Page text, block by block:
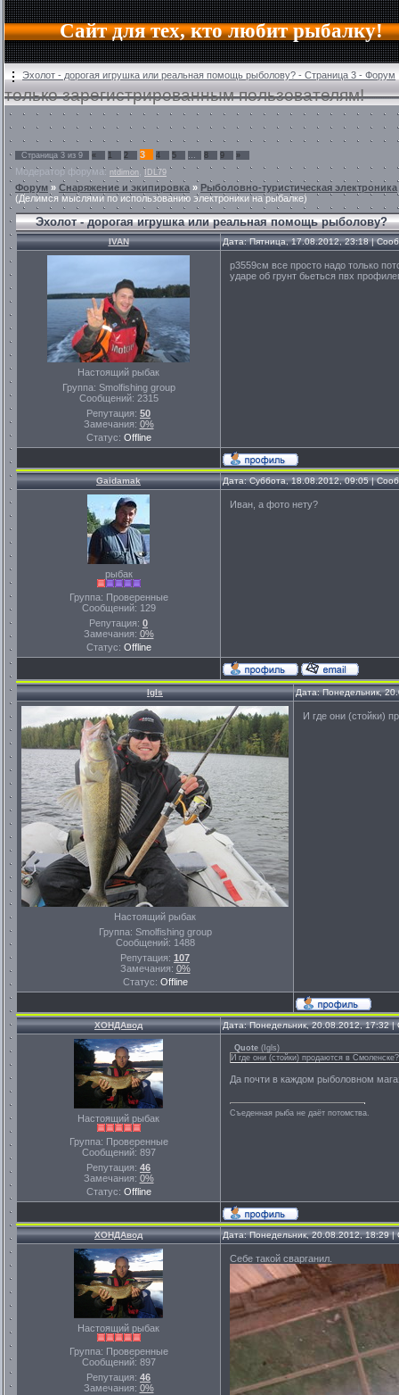
Сайт для тех, кто любит рыбалку!
Эхолот - дорогая игрушка или реальная помощь рыболову? - Страница 3 - Форум
только зарегистрированным пользователям!
Страница 3 из 9 « 1 2 3 4 5 … 8 9 »
Модератор форума: ntdimon , IDL79
Форум » Снаряжение и экипировка » Рыболовно-туристическая электроника
(Делимся мыслями по использованию электроники на рыбалке)
Эхолот - дорогая игрушка или реальная помощь рыболову?
IVAN Дата: Пятница, 17.08.2012, 23:18 |
Настоящий рыбак
Группа: Smolfishing group
Сообщений: 2315
Репутация: 50
Замечания: 0%
Статус: Offline
р3559см все просто надо только
ударе об грунт бьеться пвх
Gaidamak Дата: Суббота, 18.08.2012, 09:05 |
рыбак
Группа: Проверенные
Сообщений: 129
Репутация: 0
Замечания: 0%
Статус: Offline
Иван, а фото нету?
Igls Дата: Понедельник,
Настоящий рыбак
Группа: Smolfishing group
Сообщений: 1488
Репутация: 107
Замечания: 0%
Статус: Offline
И где они (стойки)
ХОНДАвод Дата: Понедельник, 20.08.2012, 17:32
Настоящий рыбак
Группа: Проверенные
Сообщений: 897
Репутация: 46
Замечания: 0%
Статус: Offline
Quote ( Igls)
И где они (стойки) продаются в
Да почти в каждом рыболовном
Съеденная рыба не даёт потомства.
ХОНДАвод Дата: Понедельник, 20.08.2012, 18:29
Настоящий рыбак
Группа: Проверенные
Сообщений: 897
Репутация: 46
Замечания: 0%
Себе такой сварганил.